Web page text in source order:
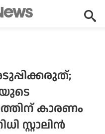
കാരണം
സ്റ്റാലിന്‍